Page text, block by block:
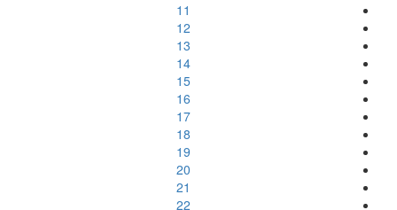
11
12
13
14
15
16
17
18
19
20
21
22